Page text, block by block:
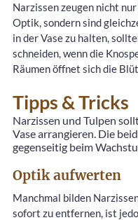
Narzissen zeugen nicht
Optik, sondern sind
in der Vase zu halten,
schneiden, wenn die
Räumen öffnet sich die
Tipps & Tricks
Narzissen und Tulpen
Vase arrangieren. Die
gegenseitig beim
Optik aufwerten
Manchmal bilden
sofort zu entfernen, ist